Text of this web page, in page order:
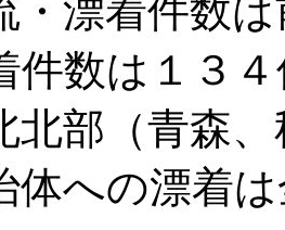
・漂着件数
件数は１３
北部（青森
体への漂着